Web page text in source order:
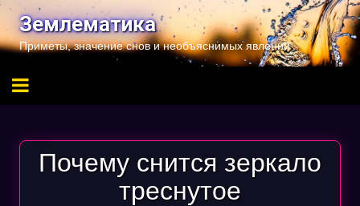
Перейти
содержимому
Землематика
Приметы, значение снов и необъяснимых явлений
Почему снится зеркало
треснутое